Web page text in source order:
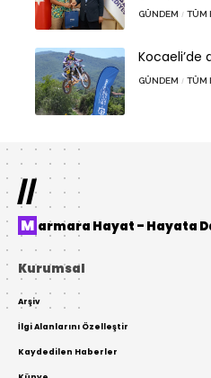
GÜNDEM TÜM
Kocaeli’de
GÜNDEM TÜM
//
Marmara Hayat – Hayata
Kurumsal
Arşiv
İlgi Alanlarını Özelleştir
Kaydedilen Haberler